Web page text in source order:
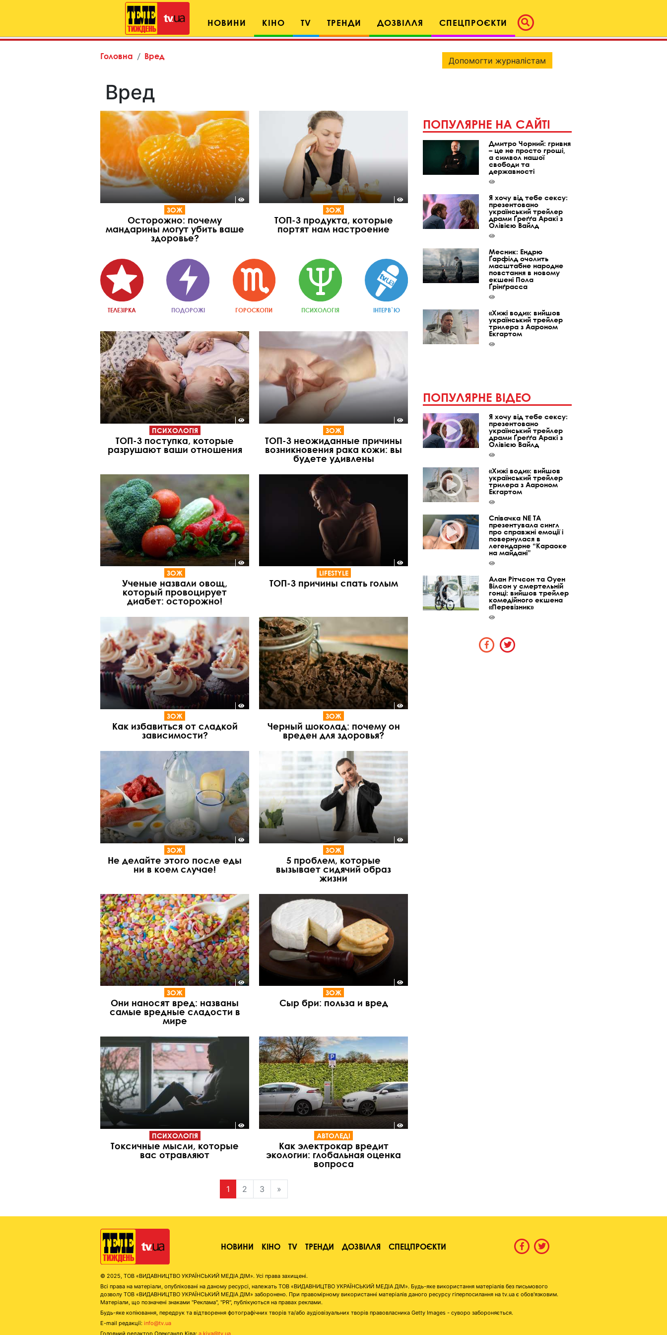
НОВИНИ КІНО TV ТРЕНДИ ДОЗВІЛЛЯ СПЕЦПРОЄКТИ
Головна Вред
Вред
ЗОЖ
Осторожно: почему
мандарины могут убить ваше
здоровье?
ЗОЖ
ТОП-3 продукта, которые
портят нам настроение
ТЕЛЕЗІРКА ПОДОРОЖІ ГОРОСКОПИ ПСИХОЛОГІЯ ІНТЕРВ`Ю
ПСИХОЛОГІЯ
ТОП-3 поступка, которые
разрушают ваши отношения
ЗОЖ
ТОП-3 неожиданные причины
возникновения рака кожи: вы
будете удивлены
ЗОЖ
Ученые назвали овощ,
который провоцирует
диабет: осторожно!
LIFESTYLE
ТОП-3 причины спать голым
ЗОЖ
Как избавиться от сладкой
зависимости?
ЗОЖ
Черный шоколад: почему он
вреден для здоровья?
ЗОЖ
Не делайте этого после еды
ни в коем случае!
ЗОЖ
5 проблем, которые
вызывает сидячий образ
жизни
ЗОЖ
Они наносят вред: названы
самые вредные сладости в
мире
ЗОЖ
Сыр бри: польза и вред
ПСИХОЛОГІЯ
Токсичные мысли, которые
вас отравляют
АВТОЛЕДІ
Как электрокар вредит
экологии: глобальная оценка
вопроса
1 2 3 »
Допомогти журналістам
ПОПУЛЯРНЕ НА САЙТІ
Дмитро Чорний: гривня
– це не просто гроші,
а символ нашої
свободи та
державності
Я хочу від тебе сексу:
презентовано
український трейлер
драми Ґреґґа Аракі з
Олівією Вайлд
Месник: Ендрю
Ґарфілд очолить
масштабне народне
повстання в новому
екшені Пола
Ґрінґрасса
«Хижі води»: вийшов
український трейлер
трилера з Аароном
Екгартом
ПОПУЛЯРНЕ ВІДЕО
Я хочу від тебе сексу:
презентовано
український трейлер
драми Ґреґґа Аракі з
Олівією Вайлд
«Хижі води»: вийшов
український трейлер
трилера з Аароном
Екгартом
Співачка NE TA
презентувала сингл
про справжні емоції і
повернулася в
легендарне “Караоке
на майдані”
Алан Рітчсон та Оуен
Вілсон у смертельній
гонці: вийшов трейлер
комедійного екшена
«Перевізник»
НОВИНИ КІНО TV ТРЕНДИ ДОЗВІЛЛЯ СПЕЦПРОЄКТИ
© 2025, ТОВ «ВИДАВНИЦТВО УКРАЇНСЬКИЙ МЕДІА ДІМ». Усі права захищені.
Всі права на матеріали, опубліковані на даному ресурсі, належать ТОВ «ВИДАВНИЦТВО УКРАЇНСЬКИЙ МЕДІА ДІМ». Будь-яке використання матеріалів без письмового
дозволу ТОВ «ВИДАВНИЦТВО УКРАЇНСЬКИЙ МЕДІА ДІМ» заборонено. При правомірному використанні матеріалів даного ресурсу гіперпосилання на tv.ua є обов'язковим.
Матеріали, що позначені знаками "Реклама", "PR", публікуються на правах реклами.
Будь-яке копіювання, передрук та відтворення фотографічних творів та/або аудіовізуальних творів правовласника Getty Images - суворо забороняється.
E-mail редакції: info@tv.ua
Головний редактор Олександр Ківа: a.kiva@tv.ua